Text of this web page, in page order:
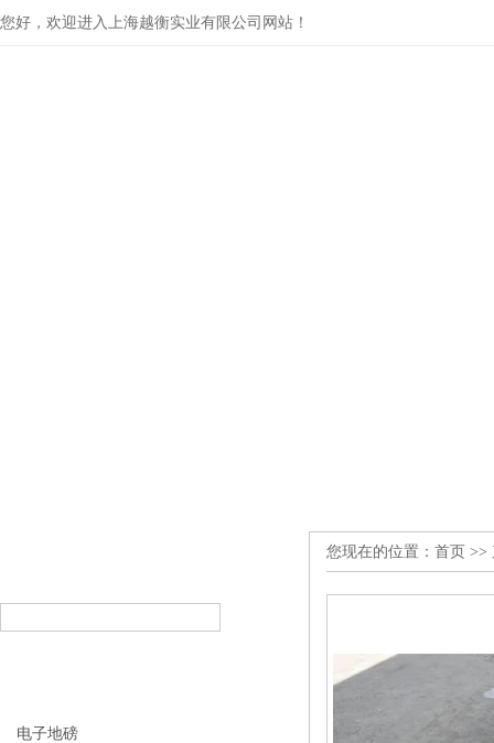
您好，欢迎进入上海越衡实业有限公司网站！
电子地磅
您现在的位置： 首页 >>